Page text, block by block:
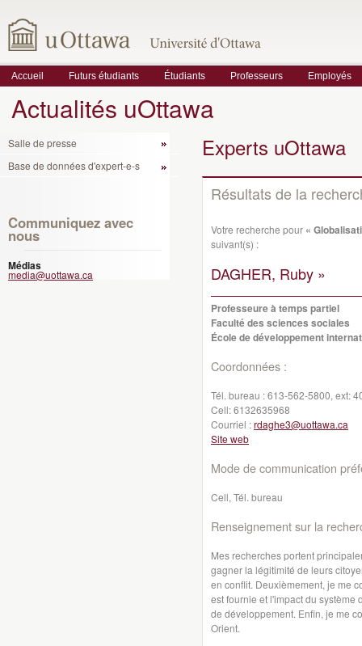
Accueil Futurs étudiants Étudiants Professeurs Employés
Actualités uOttawa
Salle de presse
Base de données d'expert-e-s
Communiquez avec
nous
Médias
media@uottawa.ca
Experts uOttawa
Résultats de la
Votre recherche pour «
suivant(s) :
DAGHER, Ruby »
Professeure à temps partiel
Faculté des sciences sociales
École de développement
Coordonnées :
Tél. bureau :613-562-5800, ext:
Cell:6132635968
Courriel :rdaghe3@uottawa.ca
Site web
Mode de communication
Cell, Tél. bureau
Renseignement sur la
Mes recherches portent
gagner la légitimité de leurs
en conflit. Deuxièmement, je me
est fournie et l'impact du
de développement. Enfin, je me
Orient.